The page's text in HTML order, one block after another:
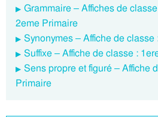
Grammaire – Affiches de
2eme Primaire
Synonymes – Affiche de
Suffixe – Affiche de classe :
Sens propre et figuré – Affiche
Primaire